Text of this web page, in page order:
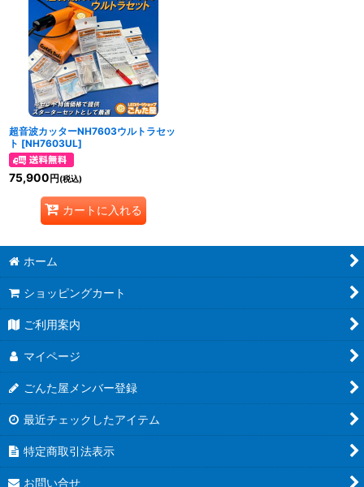
超音波カッターNH7603ウルトラセッ
ト [NH7603UL]
75,900円(税込)
カートに入れる
ホーム
ショッピングカート
ご利用案内
マイページ
ごんた屋メンバー登録
最近チェックしたアイテム
特定商取引法表示
お問い合せ